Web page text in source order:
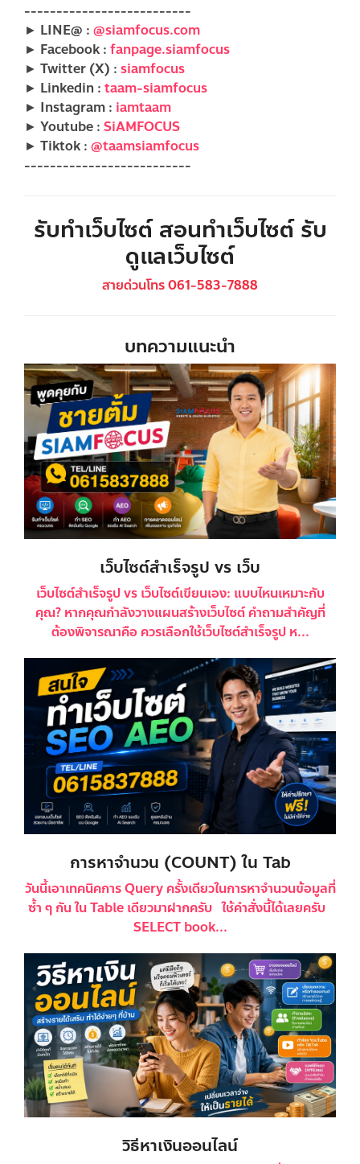
--------------------------
► LINE@ : @siamfocus.com
► Facebook : fanpage.siamfocus
► Twitter (X) : siamfocus
► Linkedin : taam-siamfocus
► Instagram : iamtaam
► Youtube : SiAMFOCUS
► Tiktok : @taamsiamfocus
--------------------------
รับทำเว็บไซต์ สอนทำเว็บไซต์ รับ
ดูแลเว็บไซต์
สายด่วนโทร 061-583-7888
บทความแนะนำ
เว็บไซต์สำเร็จรูป vs เว็บ
เว็บไซต์สำเร็จรูป vs เว็บไซต์เขียนเอง: แบบไหนเหมาะกับ
คุณ? หากคุณกำลังวางแผนสร้างเว็บไซต์ คำถามสำคัญที่
ต้องพิจารณาคือ ควรเลือกใช้เว็บไซต์สำเร็จรูป ห...
การหาจำนวน (COUNT) ใน Tab
วันนี้เอาเทคนิคการ Query ครั้งเดียวในการหาจำนวนข้อมูลที่
ซ้ำ ๆ กัน ใน Table เดียวมาฝากครับ ใช้คำสั่งนี้ได้เลยครับ
SELECT book...
วิธีหาเงินออนไลน์